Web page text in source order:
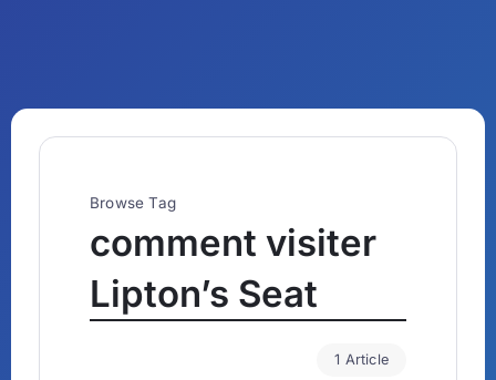
Browse Tag
comment visiter
Lipton’s Seat
1 Article